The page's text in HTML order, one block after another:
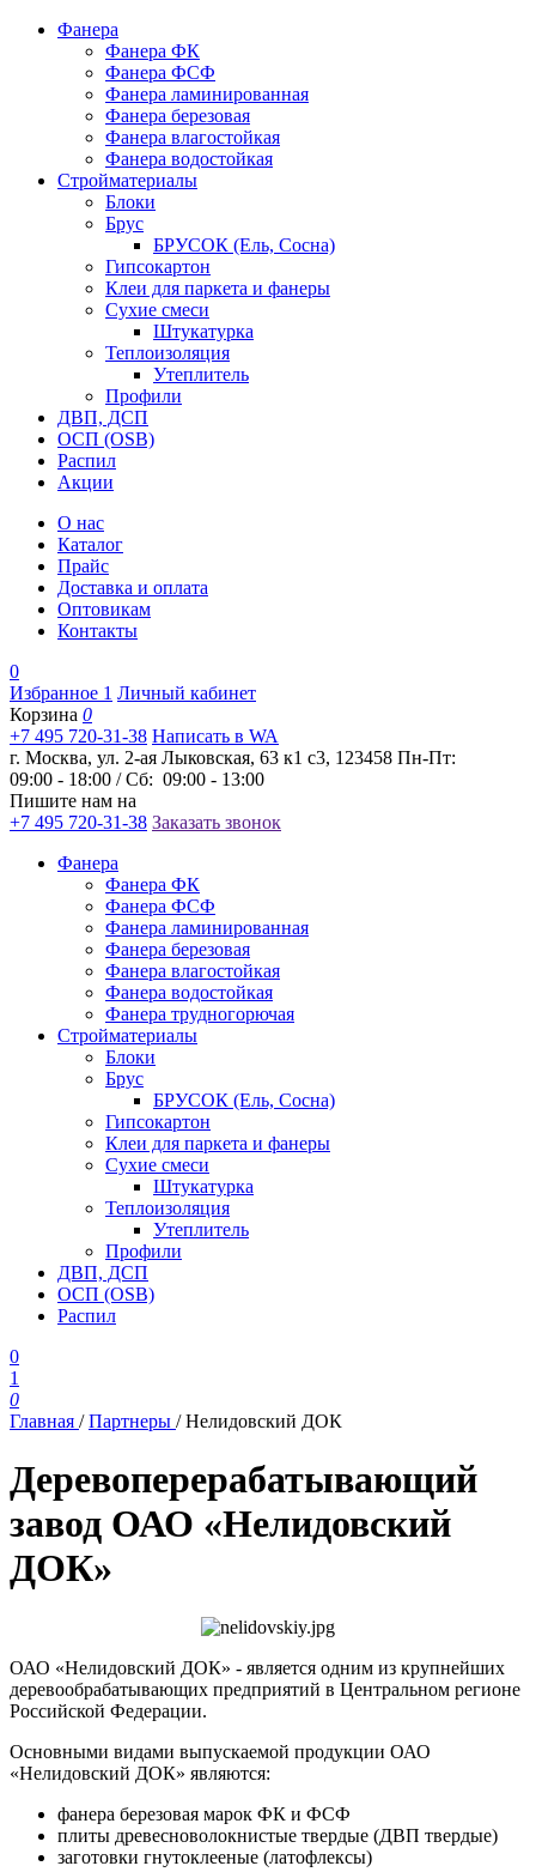
Фанера
Фанера ФК
Фанера ФСФ
Фанера ламинированная
Фанера березовая
Фанера влагостойкая
Фанера водостойкая
Стройматериалы
Блоки
Брус
БРУСОК (Ель, Сосна)
Гипсокартон
Клеи для паркета и фанеры
Сухие смеси
Штукатурка
Теплоизоляция
Утеплитель
Профили
ДВП, ДСП
ОСП (OSB)
Распил
Акции
О нас
Каталог
Прайс
Доставка и оплата
Оптовикам
Контакты
0
Избранное 1 Личный кабинет
Корзина 0
+7 495 720-31-38 Написать в WA
г. Москва, ул. 2-ая Лыковская, 63 к1 с3, 123458 Пн-Пт:
09:00 - 18:00 / Сб: 09:00 - 13:00
Пишите нам на
+7 495 720-31-38 Заказать звонок
Фанера
Фанера ФК
Фанера ФСФ
Фанера ламинированная
Фанера березовая
Фанера влагостойкая
Фанера водостойкая
Фанера трудногорючая
Стройматериалы
Блоки
Брус
БРУСОК (Ель, Сосна)
Гипсокартон
Клеи для паркета и фанеры
Сухие смеси
Штукатурка
Теплоизоляция
Утеплитель
Профили
ДВП, ДСП
ОСП (OSB)
Распил
0
1
0
Главная /Партнеры /Нелидовский ДОК
Деревоперерабатывающий
завод ОАО «Нелидовский
ДОК»
ОАО «Нелидовский ДОК» - является одним из крупнейших
деревообрабатывающих предприятий в Центральном регионе
Российской Федерации.
Основными видами выпускаемой продукции ОАО
«Нелидовский ДОК» являются:
фанера березовая марок ФК и ФСФ
плиты древесноволокнистые твердые (ДВП твердые)
заготовки гнутоклееные (латофлексы)